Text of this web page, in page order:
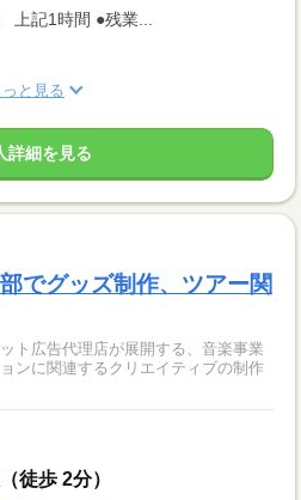
上記1時間 ●残業...
っと見る
詳細を見る
でグッズ制作、ツアー関
ト広告代理店が展開する、音楽事業
ンに関連するクリエイティブの制作
徒歩 2分）